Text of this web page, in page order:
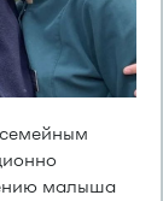
малыша